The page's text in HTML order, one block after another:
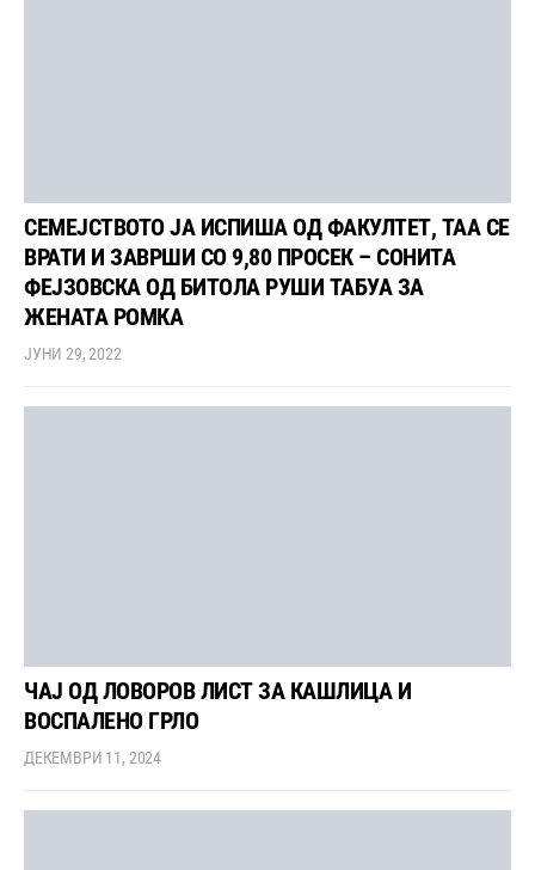
СЕМЕЈСТВОТО ЈА ИСПИША ОД ФАКУЛТЕТ, ТАА СЕ
ВРАТИ И ЗАВРШИ СО 9,80 ПРОСЕК – СОНИТА
ФЕЈЗОВСКА ОД БИТОЛА РУШИ ТАБУА ЗА
ЖЕНАТА РОМКА
ЈУНИ 29, 2022
ЧАЈ ОД ЛОВОРОВ ЛИСТ ЗА КАШЛИЦА И
ВОСПАЛЕНО ГРЛО
ДЕКЕМВРИ 11, 2024